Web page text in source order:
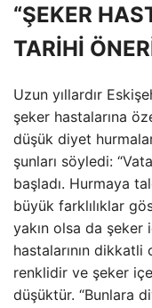
“ŞEKER
TARİHİ
Uzun yıllardır
şeker hastalarına
düşük diyet
şunları söyledi:
başladı. Hurmaya
büyük farklılıklar
yakın olsa da
hastalarının dikkatli
renklidir ve şeker
düşüktür. “Bunlara